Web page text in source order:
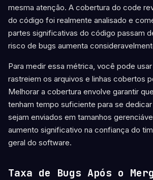
mesma atenção. A cobertura do code
do código foi realmente analisado e
partes significativas do código passam
risco de bugs aumenta
Para medir essa métrica, você pode
rastreiem os arquivos e linhas cobertos
Melhorar a cobertura envolve garantir
tenham tempo suficiente para se
sejam enviados em tamanhos
aumento significativo na confiança do
geral do software.
Taxa de Bugs Após o